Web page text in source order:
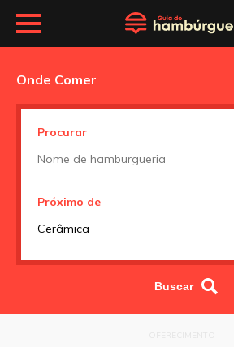
Onde Comer
Procurar
Próximo de